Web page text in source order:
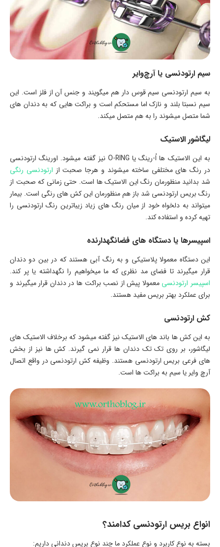
سیم ارتودنسی یا آرچ‌وایر
به سیم ارتودنسی سیم قوس دار هم میگویند و جنس آن از فلز است. این
سیم نسبتا بلند و نازک اما مستحکم است و براکت هایی که به دندان های
شما متصل میشوند را به هم متصل میکند.
لیگاشور الاستیک
به این الاستیک ها اُ-رینگ یا O-RING نیز گفته میشود. اورینگ ارتودنسی
در رنگ های مختلفی ساخته میشوند و هرجا صحبت از ارتودنسی رنگی
شد بدانید منظورمان رنگ این الاستیک ها است. حتی زمانی که صحبت از
رنگ بریس ارتودنسی شد باز هم منظورمان این کش های رنگی است. بیمار
میتواند به دلخواه خود از میان رنگ های زیاد زیباترین رنگ ارتودنسی را
تهیه کرده و استفاده کند.
اسپیسرها یا دستگاه های فضانگهدارنده
این دستگاه معمولا پلاستیکی و به رنگ آبی هستند که در بین دو دندان
قرار میگیرند تا فضای مد نظری که ما میخواهیم را نگهداشته یا پر کند.
اسپیسر ارتودنسی معمولا پیش از نصب براکت ها در دندان قرار میگیرند و
برای عملکرد بهتر بریس مفید هستند.
کش ارتودنسی
به این کش ها باند های الاستیک نیز گفته میشود که برخلاف الاستیک های
لیگاشور، بر روی تک تک دندان ها قرار نمی گیرند. کش ها نیز از بخش
های فرعی بریس ارتودنسی هستند. وظیفه کش ارتودنسی در واقع اتصال
آرچ وایر یا سیم به براکت ها است.
انواع بریس ارتودنسی کدامند؟
بسته به نوع کاربرد و نوع عملکرد ما چند نوع بریس دندانی داریم: